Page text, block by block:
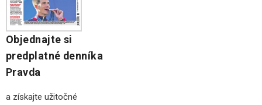
Objednajte si
predplatné denníka
Pravda
a získajte užitočné